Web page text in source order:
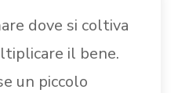
dove si coltiva
il bene.
un piccolo